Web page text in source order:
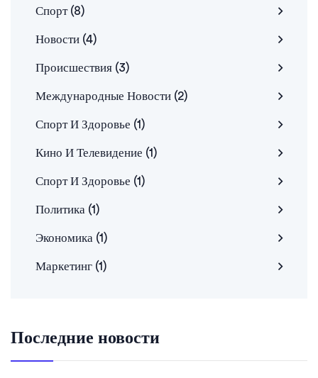
Спорт (8)
Новости (4)
Происшествия (3)
Международные Новости (2)
Спорт И Здоровье (1)
Кино И Телевидение (1)
Спорт И Здоровье (1)
Политика (1)
Экономика (1)
Маркетинг (1)
Последние новости